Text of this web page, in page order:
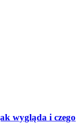
wygląda i czego